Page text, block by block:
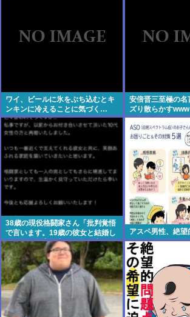
ワイ、ビールに氷をぶち込むとキ
ンキンに冷えることに気づく…
安倍晋三至極の
ズり散らかすwww
38歳の現役格闘家さん「批判覚悟
で言います。19歳の彼女と結婚し
ました」→案の定オバサン達に見
つかり炎上
アスペ男性、絶